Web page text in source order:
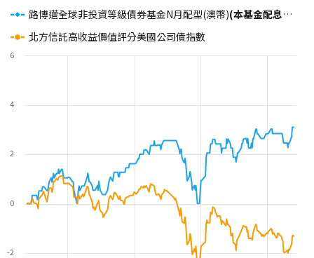
路博邁全球非投資等級債券基金N月配型(澳幣)(本基金配息來源可能為本金)
北方信託高收益價值評分美國公司債指數
-2
0
2
4
6